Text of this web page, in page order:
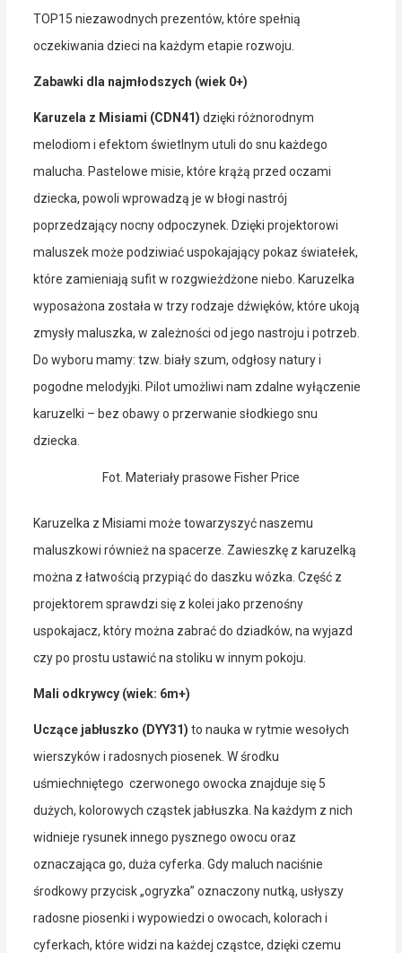
TOP15 niezawodnych prezentów, które spełnią
oczekiwania dzieci na każdym etapie rozwoju.
Zabawki dla najmłodszych (wiek 0+)
Karuzela z Misiami (CDN41) dzięki różnorodnym
melodiom i efektom świetlnym utuli do snu każdego
malucha. Pastelowe misie, które krążą przed oczami
dziecka, powoli wprowadzą je w błogi nastrój
poprzedzający nocny odpoczynek. Dzięki projektorowi
maluszek może podziwiać uspokajający pokaz światełek,
które zamieniają sufit w rozgwieżdżone niebo. Karuzelka
wyposażona została w trzy rodzaje dźwięków, które ukoją
zmysły maluszka, w zależności od jego nastroju i potrzeb.
Do wyboru mamy: tzw. biały szum, odgłosy natury i
pogodne melodyjki. Pilot umożliwi nam zdalne wyłączenie
karuzelki – bez obawy o przerwanie słodkiego snu
dziecka.
Fot. Materiały prasowe Fisher Price
Karuzelka z Misiami może towarzyszyć naszemu
maluszkowi również na spacerze. Zawieszkę z karuzelką
można z łatwością przypiąć do daszku wózka. Część z
projektorem sprawdzi się z kolei jako przenośny
uspokajacz, który można zabrać do dziadków, na wyjazd
czy po prostu ustawić na stoliku w innym pokoju.
Mali odkrywcy (wiek: 6m+)
Uczące jabłuszko (DYY31) to nauka w rytmie wesołych
wierszyków i radosnych piosenek. W środku
uśmiechniętego czerwonego owocka znajduje się 5
dużych, kolorowych cząstek jabłuszka. Na każdym z nich
widnieje rysunek innego pysznego owocu oraz
oznaczająca go, duża cyferka. Gdy maluch naciśnie
środkowy przycisk „ogryzka” oznaczony nutką, usłyszy
radosne piosenki i wypowiedzi o owocach, kolorach i
cyferkach, które widzi na każdej cząstce, dzięki czemu